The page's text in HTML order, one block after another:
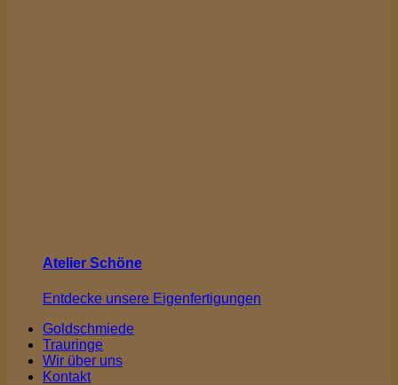
Atelier Schöne
Entdecke unsere Eigenfertigungen
Goldschmiede
Trauringe
Wir über uns
Kontakt